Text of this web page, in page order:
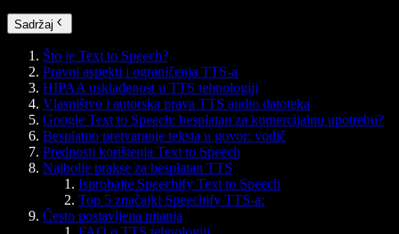
Sadržaj
Što je Text to Speech?
Pravni aspekti i ograničenja TTS-a
HIPAA usklađenost u TTS tehnologiji
Vlasništvo i autorska prava TTS audio datoteka
Google Text to Speech: besplatan za komercijalnu upotrebu?
Besplatno pretvaranje teksta u govor: vodič
Prednosti korištenja Text to Speech
Najbolje prakse za besplatan TTS
Isprobajte Speechify Text to Speech
Top 5 značajki Speechify TTS-a:
Često postavljena pitanja